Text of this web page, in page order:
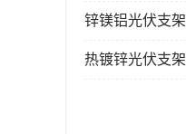
锌镁铝光伏支架
热镀锌光伏支架